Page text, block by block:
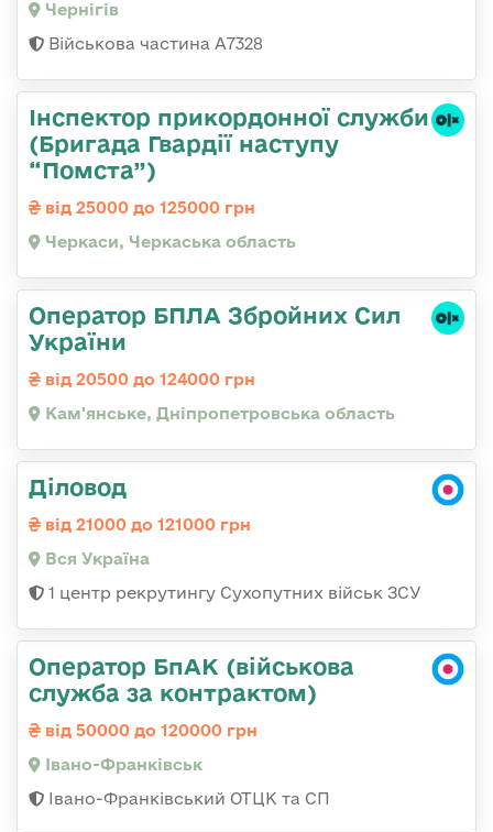
Чернігів
Військова частина А7328
Інспектор прикордонної служби
(Бригада Гвардії наступу
“Помста”)
від 25000 до 125000 грн
Черкаси, Черкаська область
Оператор БПЛА Збройних Сил
України
від 20500 до 124000 грн
Кам'янське, Дніпропетровська область
Діловод
від 21000 до 121000 грн
Вся Україна
1 центр рекрутингу Сухопутних військ ЗСУ
Оператор БпАК (військова
служба за контрактом)
від 50000 до 120000 грн
Івано-Франківськ
Івано-Франківський ОТЦК та СП